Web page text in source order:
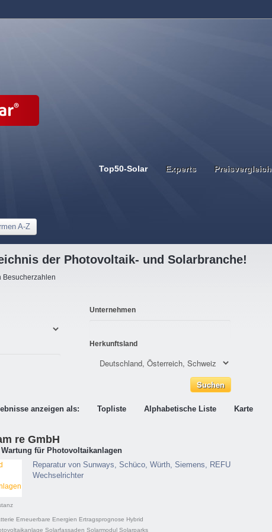
Top50-Solar Experts Preisvergleich
A-Z
der Photovoltaik- und Solarbranche!
Besucherzahlen
Unternehmen
Herkunftsland
anzeigen als: Topliste Alphabetische Liste Karte
re GmbH
für Photovoltaikanlagen
Reparatur von Sunways, Schüco, Würth, Siemens, REFU
Wechselrichter
Erneuerbare Energien Ertragsprognose Hybrid
Solarfassaden Solarmodul Solarparks